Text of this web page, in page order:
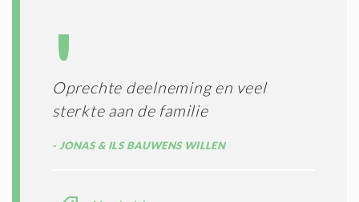
Oprechte deelneming en veel
sterkte aan de familie
JONAS & ILS BAUWENS WILLEN